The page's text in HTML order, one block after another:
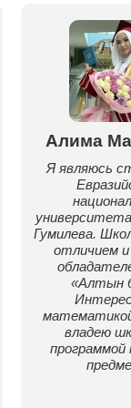
Алима
Я являюсь
Гумилева.
отличием
«Алтын
владею